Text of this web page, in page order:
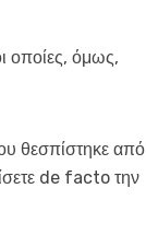
οποίες, όμως,
θεσπίστηκε από
de facto την